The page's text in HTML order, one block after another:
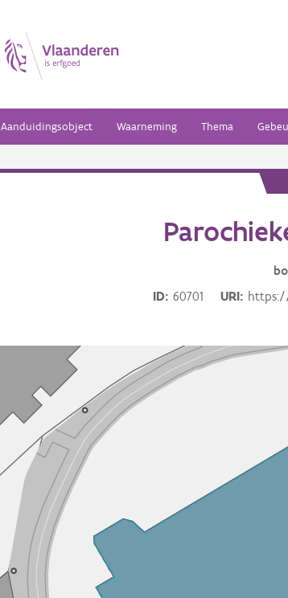
Aanduidingsobject Waarneming Thema
ID
60701 URI